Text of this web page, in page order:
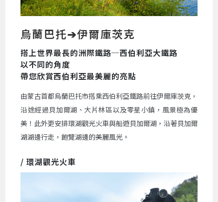
烏蘭巴托➔伊爾庫茨克
搭上世界最長的洲際鐵路─西伯利亞大鐵路
以不同的角度
帶您欣賞西伯利亞最美麗的亮點
由蒙古首都烏蘭巴托市搭乘西伯利亞鐵路前往伊爾庫茨克，
沿途經過貝加爾湖、大片林區以及零星小鎮，風景極為優
美！此外更安排環湖觀光火車與船遊貝加爾湖，沿著貝加爾
湖湖邊行走，飽覽湖邊的美麗風光。
/ 環湖觀光火車